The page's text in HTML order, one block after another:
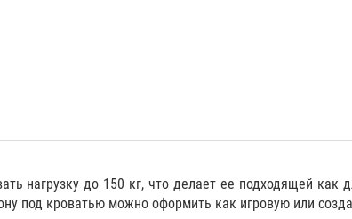
нагрузку до 150 кг, что делает ее подходящей как
под кроватью можно оформить как игровую или